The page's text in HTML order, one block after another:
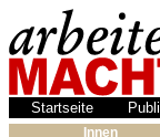
Startseite
Innen